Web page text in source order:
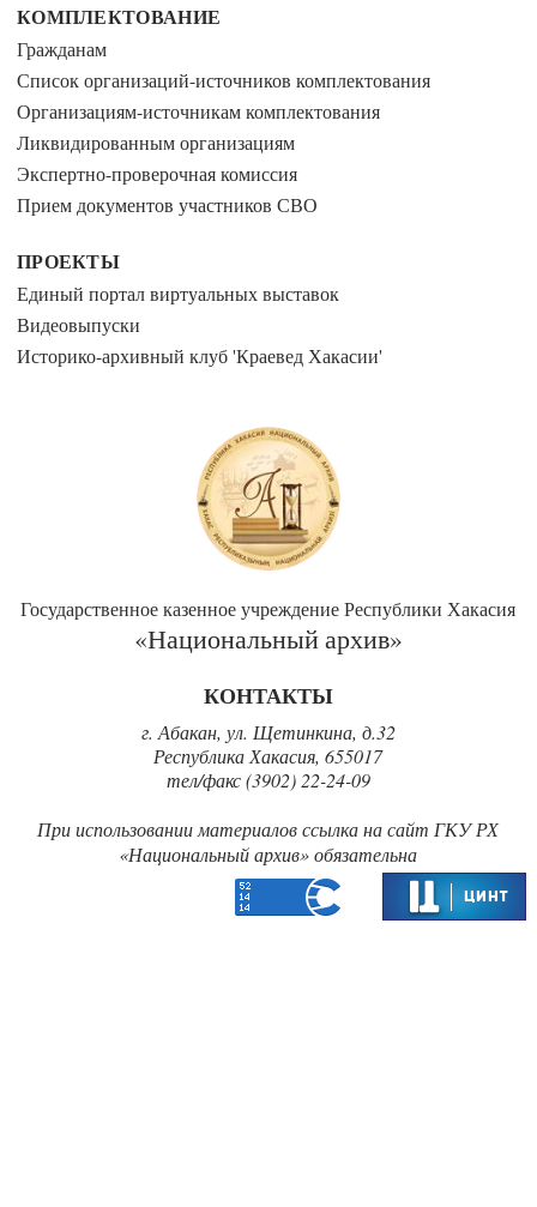
КОМПЛЕКТОВАНИЕ
Гражданам
Список организаций-источников комплектования
Организациям-источникам комплектования
Ликвидированным организациям
Экспертно-проверочная комиссия
Прием документов участников СВО
ПРОЕКТЫ
Единый портал виртуальных выставок
Видеовыпуски
Историко-архивный клуб 'Краевед Хакасии'
Государственное казенное учреждение Республики Хакасия
«Национальный архив»
КОНТАКТЫ
г. Абакан, ул. Щетинкина, д.32
Республика Хакасия, 655017
тел/факс (3902) 22-24-09
При использовании материалов ссылка на сайт ГКУ РХ
«‎Национальный архив» обязательна‎